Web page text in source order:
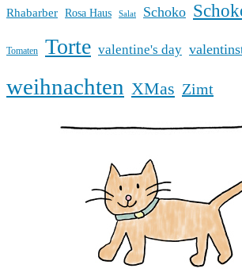
Rhabarber Rosa Haus Salat Schoko
Tomaten Torte valentine's day
weihnachten XMas Zimt